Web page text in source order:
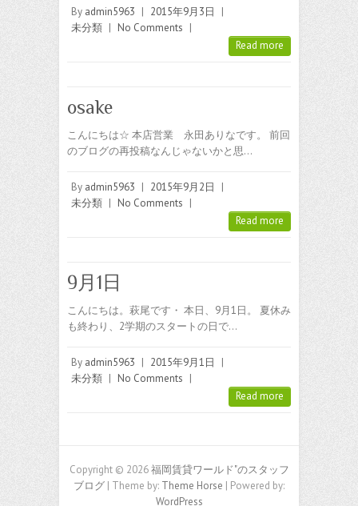
By admin5963 | 2015年9月3日
|
未分類 | No Comments |
Read more
osake
こんにちは☆ 本店営業 永田ありなです。 前回
のブログの再投稿なんじゃないかと思…
By admin5963 | 2015年9月2日
|
未分類 | No Comments |
Read more
9月1日
こんにちは。萩尾です・ 本日、9月1日。 夏休み
も終わり、2学期のスタートの日で…
By admin5963 | 2015年9月1日
|
未分類 | No Comments |
Read more
Copyright © 2026福岡賃貸ワールド"のスタッフ
ブログ | Theme by: Theme Horse | Powered by:
WordPress